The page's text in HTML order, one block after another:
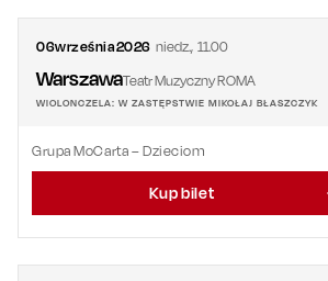
06września2026 niedz., 11.00
WarszawaTeatr Muzyczny ROMA
WIOLONCZELA: W ZASTĘPSTWIE MIKOŁAJ BŁASZCZYK
Grupa MoCarta – Dzieciom
Kup bilet